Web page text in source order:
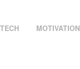
TECH MOTIVATION